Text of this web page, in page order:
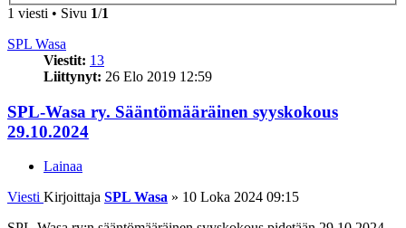
1 viesti • Sivu 1/1
SPL Wasa
Viestit: 13
Liittynyt: 26 Elo 2019 12:59
SPL-Wasa ry. Sääntömääräinen syyskokous
29.10.2024
Lainaa
Viesti Kirjoittaja SPL Wasa » 10 Loka 2024 09:15